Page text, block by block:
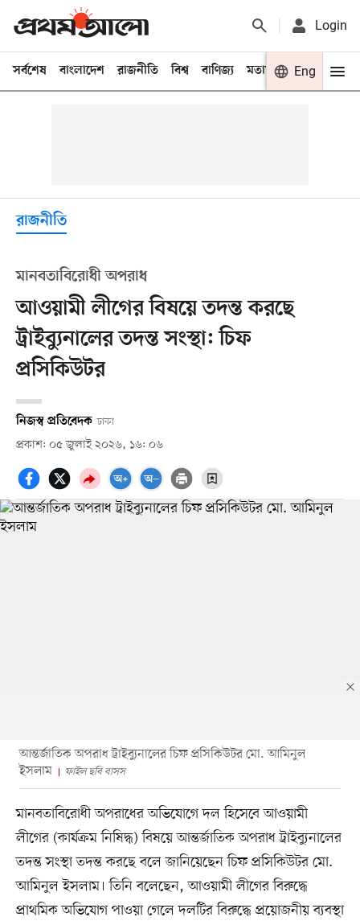
Login
সর্বশেষ বাংলাদেশ রাজনীতি বিশ্ব বাণিজ্য মতামত খেলা
Eng
রাজনীতি
মানবতাবিরোধী অপরাধ
আওয়ামী লীগের বিষয়ে তদন্ত করছে
ট্রাইব্যুনালের তদন্ত সংস্থা: চিফ
প্রসিকিউটর
নিজস্ব প্রতিবেদক ঢাকা
প্রকাশ: ০৫ জুলাই ২০২৬, ১৬: ০৬
আন্তর্জাতিক অপরাধ ট্রাইব্যুনালের চিফ প্রসিকিউটর মো. আমিনুল
ইসলাম
ফাইল ছবি বাসস
মানবতাবিরোধী অপরাধের অভিযোগে দল হিসেবে আওয়ামী
লীগের (কার্যক্রম নিষিদ্ধ) বিষয়ে আন্তর্জাতিক অপরাধ ট্রাইব্যুনালের
তদন্ত সংস্থা তদন্ত করছে বলে জানিয়েছেন চিফ প্রসিকিউটর মো.
আমিনুল ইসলাম। তিনি বলেছেন, আওয়ামী লীগের বিরুদ্ধে
প্রাথমিক অভিযোগ পাওয়া গেলে দলটির বিরুদ্ধে প্রয়োজনীয় ব্যবস্থা